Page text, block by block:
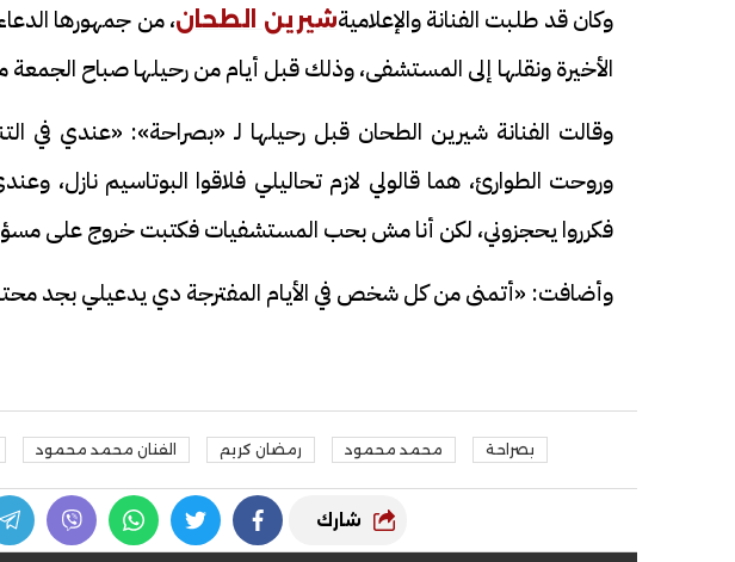
وكان قد طلبت الفنانة والإعلاميةشيرين الطحان، من جمهورها
الأخيرة ونقلها إلى المستشفى، وذلك قبل أيام من رحيلها صباح الجمعة
وقالت الفنانة شيرين الطحان قبل رحيلها لـ «بصراحة»: «عندي في
وروحت الطوارئ، هما قالولي لازم تحاليلي فلاقوا البوتاسيم نازل،
فكرروا يحجزوني، لكن أنا مش بحب المستشفيات فكتبت خروج على
وأضافت: «أتمنى من كل شخص في الأيام المفترجة دي يدعيلي بجد
بصراحة محمد محمود رمضان كريم الفنان محمد محمود
شارك
فيديو